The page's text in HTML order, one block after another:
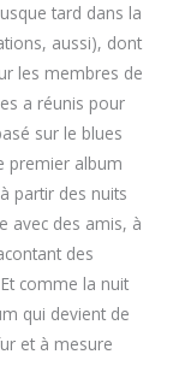
tard dans la
aussi), dont
les membres de
a réunis pour
sur le blues
premier album
partir des nuits
avec des amis, à
des
comme la nuit
qui devient de
et à mesure